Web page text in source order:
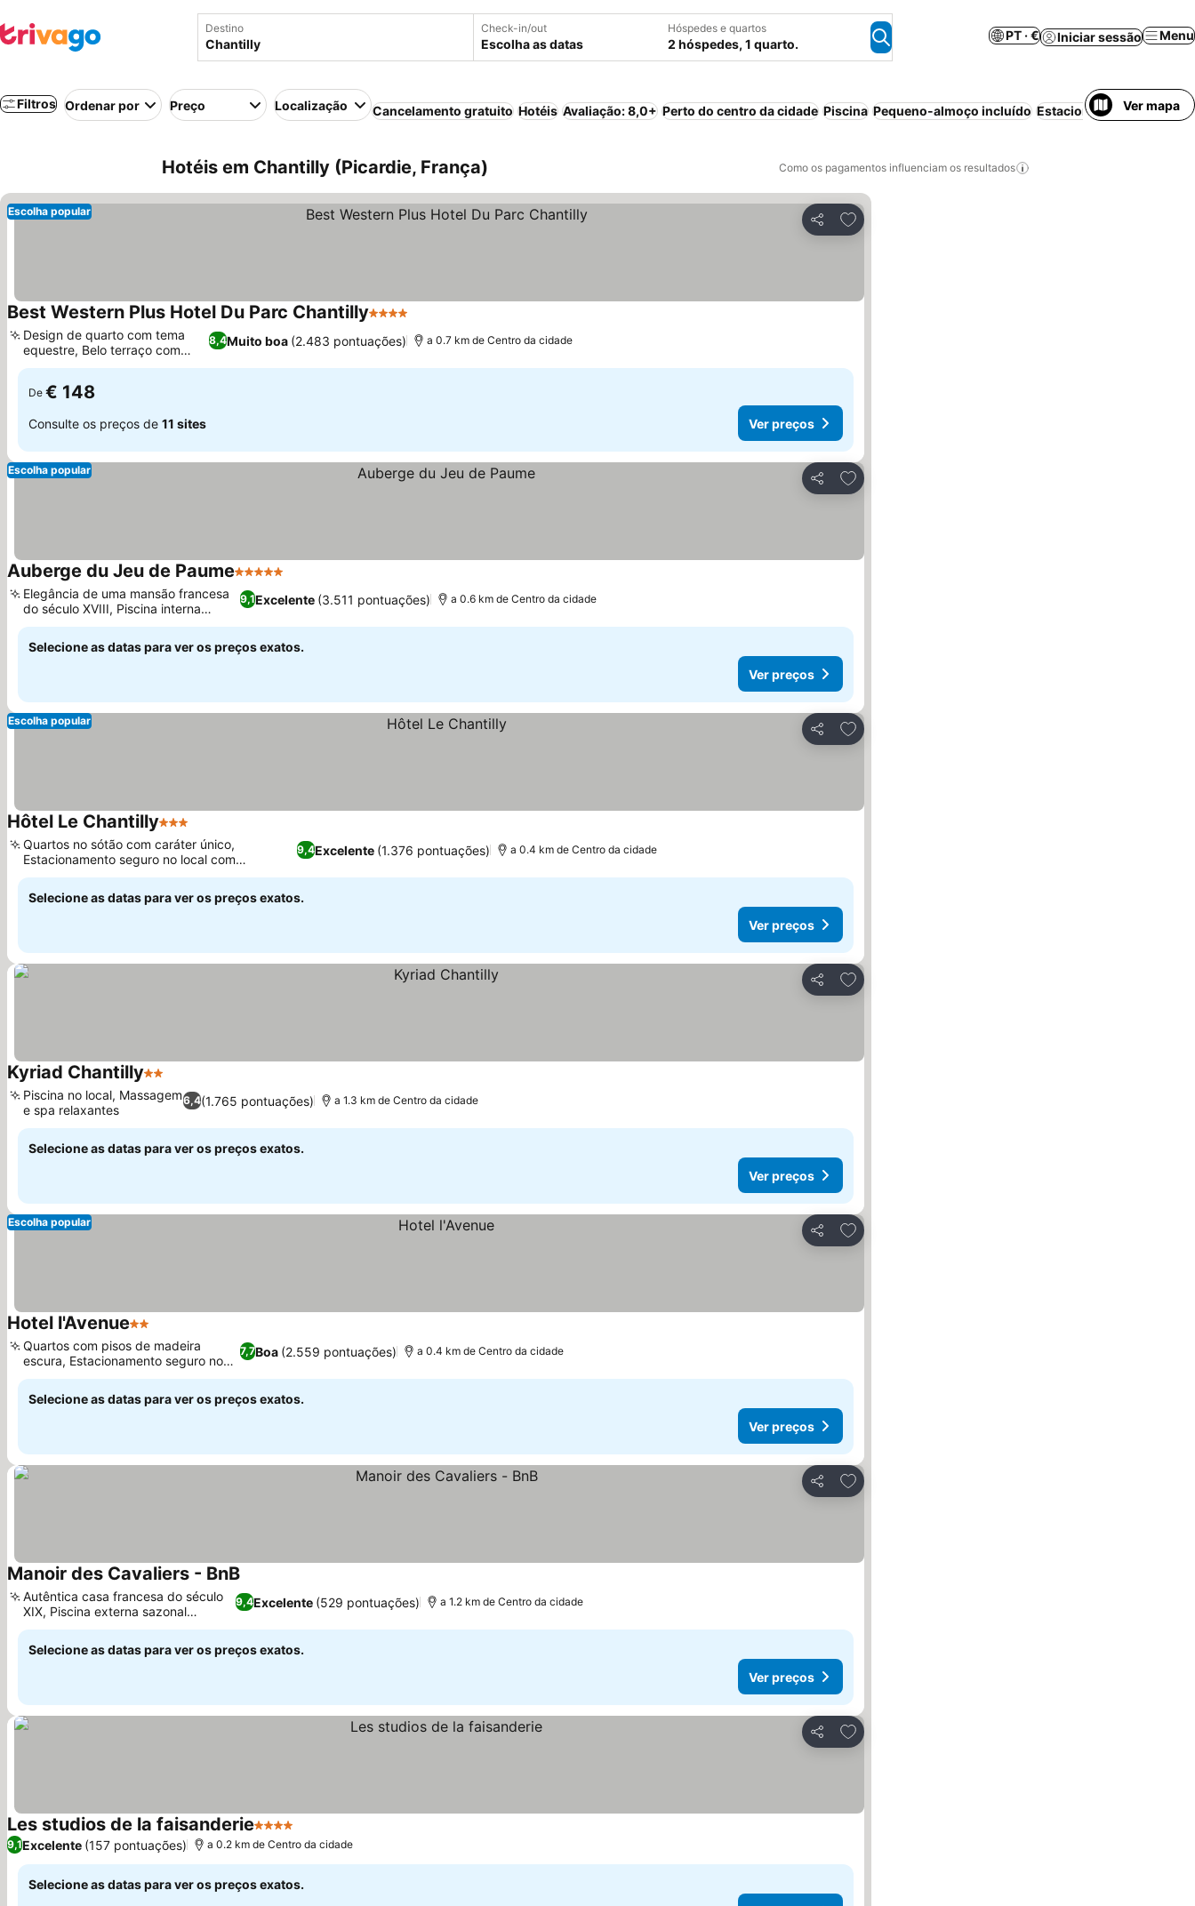
Destino Check-in/out
Escolha as datas
Hóspedes e quartos
2 hóspedes, 1 quarto.
PT · € Iniciar sessão Menu
Filtros Ordenar por Preço Localização Cancelamento gratuito Hotéis Avaliação: 8,0+ Perto do centro da cidade Piscina Pequeno-almoço incluído EstacionamentoVer mapa
Hotéis em Chantilly (Picardie, França) Como os pagamentos influenciam os resultados
Partilhar
Adicionar aos favoritos
Escolha popular
Best Western Plus Hotel Du Parc Chantilly4 Estrelas
8,4Muito boa (2.483 pontuações)
Design de quarto com tema
equestre, Belo terraço com
jardim
a 0.7 km de Centro da cidade
De € 148
Consulte os preços de 11 sites Ver preços
Partilhar
Adicionar aos favoritos
Escolha popular
Auberge du Jeu de Paume5 Estrelas
9,1Excelente (3.511 pontuações)
Elegância de uma mansão francesa
do século XVIII, Piscina interna
aquecida
a 0.6 km de Centro da cidade
Selecione as datas para ver os preços exatos.
Ver preços
Partilhar
Adicionar aos favoritos
Escolha popular
Hôtel Le Chantilly3 Estrelas
9,4Excelente (1.376 pontuações)
Quartos no sótão com caráter único,
Estacionamento seguro no local com
carregamento para veículos elétricos
a 0.4 km de Centro da cidade
Selecione as datas para ver os preços exatos.
Ver preços
Partilhar
Adicionar aos favoritos
Kyriad Chantilly2 Estrelas
6,4(1.765 pontuações)
Piscina no local, Massagem
e spa relaxantes
a 1.3 km de Centro da cidade
Selecione as datas para ver os preços exatos.
Ver preços
Partilhar
Adicionar aos favoritos
Escolha popular
Hotel l'Avenue2 Estrelas
7,7Boa (2.559 pontuações)
Quartos com pisos de madeira
escura, Estacionamento seguro no
local
a 0.4 km de Centro da cidade
Selecione as datas para ver os preços exatos.
Ver preços
Partilhar
Adicionar aos favoritos
Manoir des Cavaliers - BnB
9,4Excelente (529 pontuações)
Autêntica casa francesa do século
XIX, Piscina externa sazonal
aquecida
a 1.2 km de Centro da cidade
Selecione as datas para ver os preços exatos.
Ver preços
Partilhar
Adicionar aos favoritos
Les studios de la faisanderie4 Estrelas
9,1Excelente (157 pontuações) a 0.2 km de Centro da cidade
Selecione as datas para ver os preços exatos.